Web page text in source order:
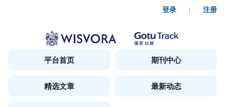
登录 | 注册
平台首页 期刊中心
精选文章 最新动态